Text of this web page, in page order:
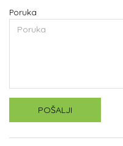
Poruka
POŠALJI